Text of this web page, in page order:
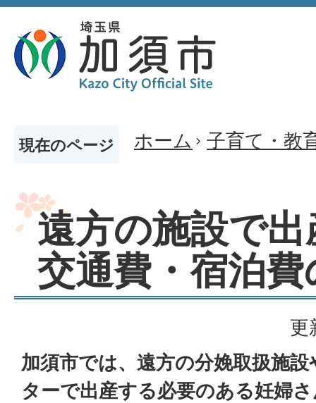
現在のページ ホーム 子育て・教
遠方の施設で
交通費・宿泊費
更
加須市では、遠方の分娩取扱施
ターで出産する必要のある妊婦